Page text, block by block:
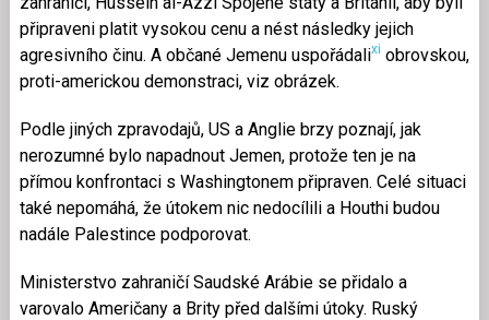
připraveni platit vysokou cenu a nést následky jejich
agresivního činu. A občané Jemenu uspořádalixi obrovskou,
proti-americkou demonstraci, viz obrázek.
Podle jiných zpravodajů, US a Anglie brzy poznají, jak
nerozumné bylo napadnout Jemen, protože ten je na
přímou konfrontaci s Washingtonem připraven. Celé situaci
také nepomáhá, že útokem nic nedocílili a Houthi budou
nadále Palestince podporovat.
Ministerstvo zahraničí Saudské Arábie se přidalo a
varovalo Američany a Brity před dalšími útoky. Ruský